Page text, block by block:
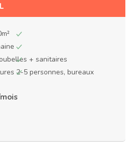
+ sanitaires
2-5 personnes, bureaux